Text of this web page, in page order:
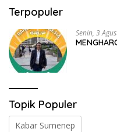
Terpopuler
Senin, 3
Topik Populer
Kabar Sumenep